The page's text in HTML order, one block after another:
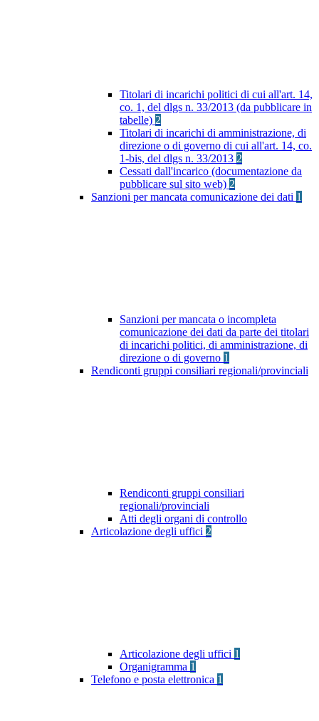
Titolari di incarichi politici di cui all'art. 14,
co. 1, del dlgs n. 33/2013 (da pubblicare in
tabelle) 2
Titolari di incarichi di amministrazione, di
direzione o di governo di cui all'art. 14, co.
1-bis, del dlgs n. 33/2013 2
Cessati dall'incarico (documentazione da
pubblicare sul sito web) 2
Sanzioni per mancata comunicazione dei dati 1
Sanzioni per mancata o incompleta
comunicazione dei dati da parte dei titolari
di incarichi politici, di amministrazione, di
direzione o di governo 1
Rendiconti gruppi consiliari regionali/provinciali
Rendiconti gruppi consiliari
regionali/provinciali
Atti degli organi di controllo
Articolazione degli uffici 2
Articolazione degli uffici 1
Organigramma 1
Telefono e posta elettronica 1